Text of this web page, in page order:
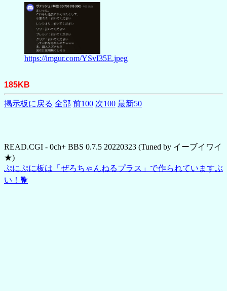
https://imgur.com/YSvI35E.jpeg
185KB
掲示板に戻る 全部 前100 次100 最新50
READ.CGI - 0ch+ BBS 0.7.5 20220323 (Tuned by イーブイワイ
★)
ぷにぷに板は「ぜろちゃんねるプラス」で作られていますぶ
い！🐕